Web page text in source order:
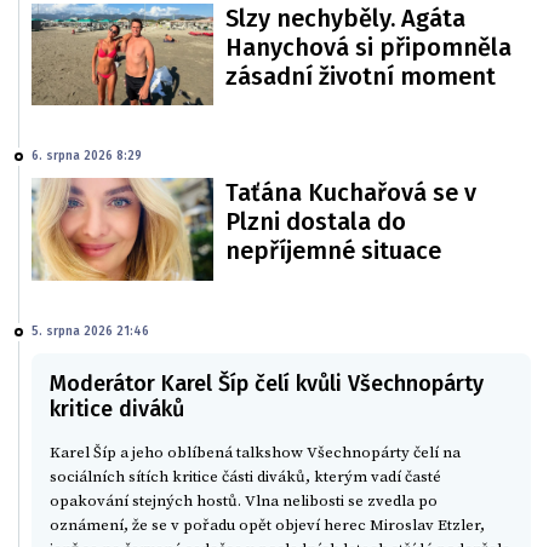
Slzy nechyběly. Agáta
Hanychová si připomněla
zásadní životní moment
6. srpna 2026 8:29
Taťána Kuchařová se v
Plzni dostala do
nepříjemné situace
5. srpna 2026 21:46
Moderátor Karel Šíp čelí kvůli Všechnopárty
kritice diváků
Karel Šíp a jeho oblíbená talkshow Všechnopárty čelí na
sociálních sítích kritice části diváků, kterým vadí časté
opakování stejných hostů. Vlna nelibosti se zvedla po
oznámení, že se v pořadu opět objeví herec Miroslav Etzler,